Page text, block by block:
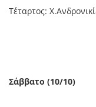
Τέταρτος:
Σάββατο (10/10)